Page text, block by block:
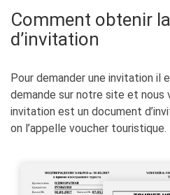
Comment obtenir
d’invitation
Pour demander une invitation il
demande sur notre site et nous
invitation est un document
on l’appelle voucher